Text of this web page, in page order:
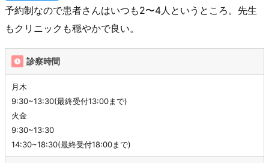
予約制なので患者さんはいつも2〜4人というところ。先生
もクリニックも穏やかで良い。
診察時間
月木
9:30~13:30(最終受付13:00まで)
火金
9:30~13:30
14:30~18:30(最終受付18:00まで)